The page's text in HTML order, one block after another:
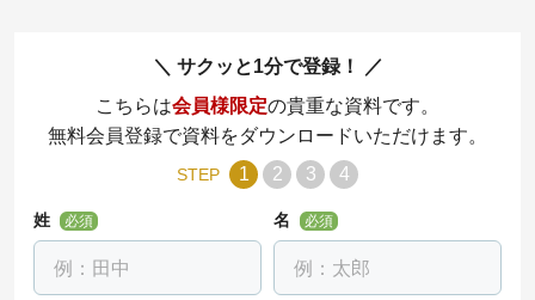
サクッと1分で登録！
こちらは会員様限定の貴重な資料です。
無料会員登録で資料をダウンロードいただけます。
STEP 1 2 3 4
姓 必須 名 必須